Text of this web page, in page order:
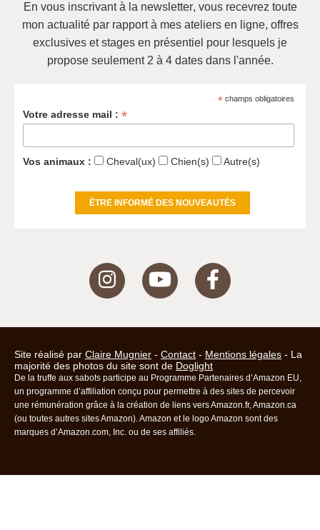
En vous inscrivant à la newsletter, vous recevrez toute
mon actualitépar rapport à mes ateliers en ligne, offres
exclusives etstages en présentiel pour lesquels je
propose seulement 2 à 4 dates dans l'année.
* champs obligatoires
Votre adresse mail : *
Vos animaux : Cheval(ux) Chien(s) Autre(s)
Site réalisé par Claire Mugnier - Contact - Mentions légales - La
majorité des photos du site sont de Doglight
De la truffe aux sabots participe au Programme Partenaires d’Amazon EU,
un programme d’affiliation conçu pour permettre à des sites de percevoir
une rémunération grâce à la création de liens vers Amazon.fr, Amazon.ca
(ou toutes autres sites Amazon). Amazon et le logo Amazon sont des
marques d’Amazon.com, Inc. ou de ses affiliés.